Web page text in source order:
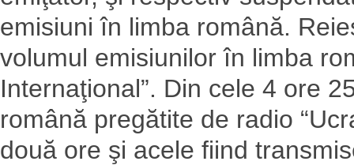
emisiuni în limba română.
volumul emisiunilor în limba
Internaţional”. Din cele 4 ore
română pregătite de radio
două ore şi acele fiind